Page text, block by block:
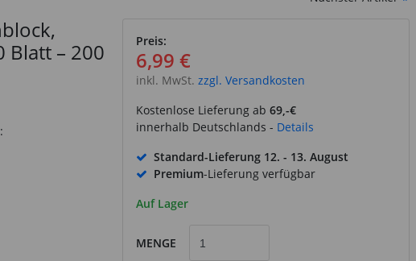
Blatt – 200
Preis:
6,99 €
inkl. MwSt. zzgl. Versandkosten
Kostenlose Lieferung ab 69,-€
innerhalb Deutschlands - Details
Standard-Lieferung 12. - 13. August
Premium-Lieferung verfügbar
Auf Lager
MENGE